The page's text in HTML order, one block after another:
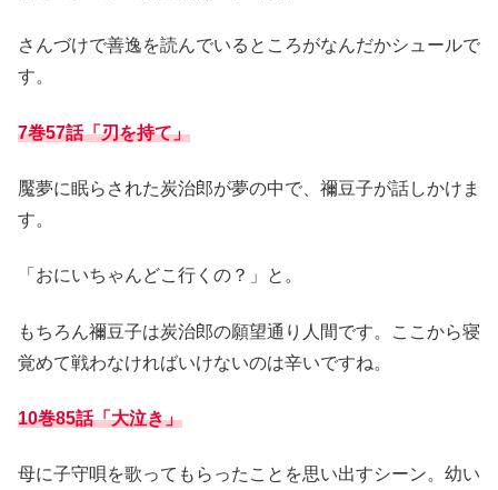
さんづけで善逸を読んでいるところがなんだかシュールで
す。
7巻57話「刃を持て」
魘夢に眠らされた炭治郎が夢の中で、禰豆子が話しかけま
す。
「おにいちゃんどこ行くの？」と。
もちろん禰豆子は炭治郎の願望通り人間です。ここから寝
覚めて戦わなければいけないのは辛いですね。
10巻85話「大泣き」
母に子守唄を歌ってもらったことを思い出すシーン。幼い